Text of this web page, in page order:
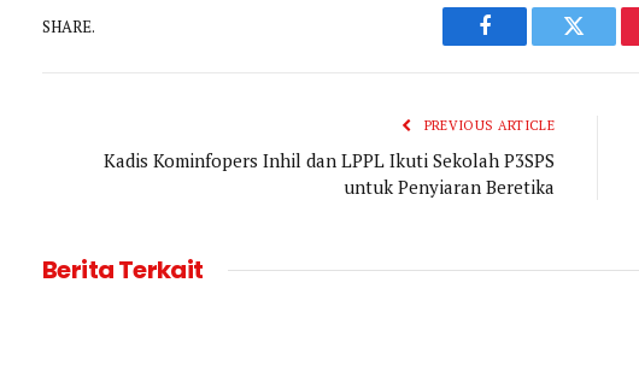
SHARE.
Facebook Twitter
PREVIOUS ARTICLE
Kadis Kominfopers Inhil dan LPPL Ikuti Sekolah P3SPS
untuk Penyiaran Beretika
Berita Terkait